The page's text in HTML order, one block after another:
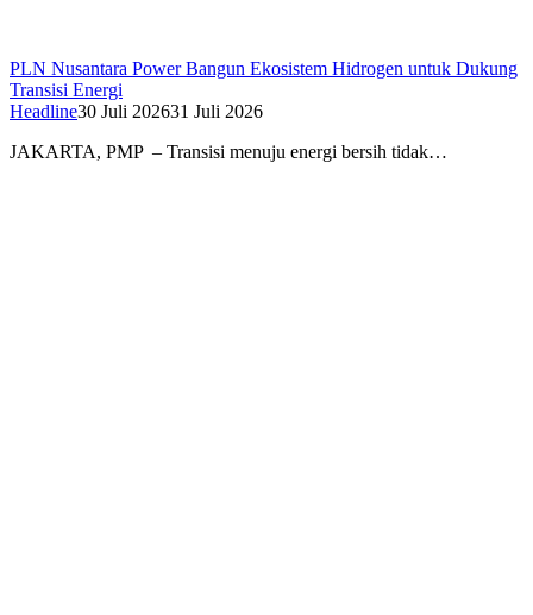
PLN Nusantara Power Bangun Ekosistem Hidrogen untuk Dukung
Transisi Energi
Headline30 Juli 202631 Juli 2026
JAKARTA, PMP – Transisi menuju energi bersih tidak…